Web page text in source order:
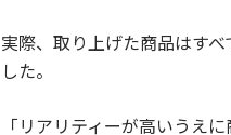
実際、取り上げた商品はす
した。
「リアリティーが高いうえ